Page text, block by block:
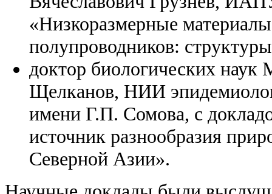
«Низкоразмерные
полупроводников:
доктор биологических
Щелканов, НИИ
имени Г.П. Сомова, с
источник разнообразия
Северной Азии».